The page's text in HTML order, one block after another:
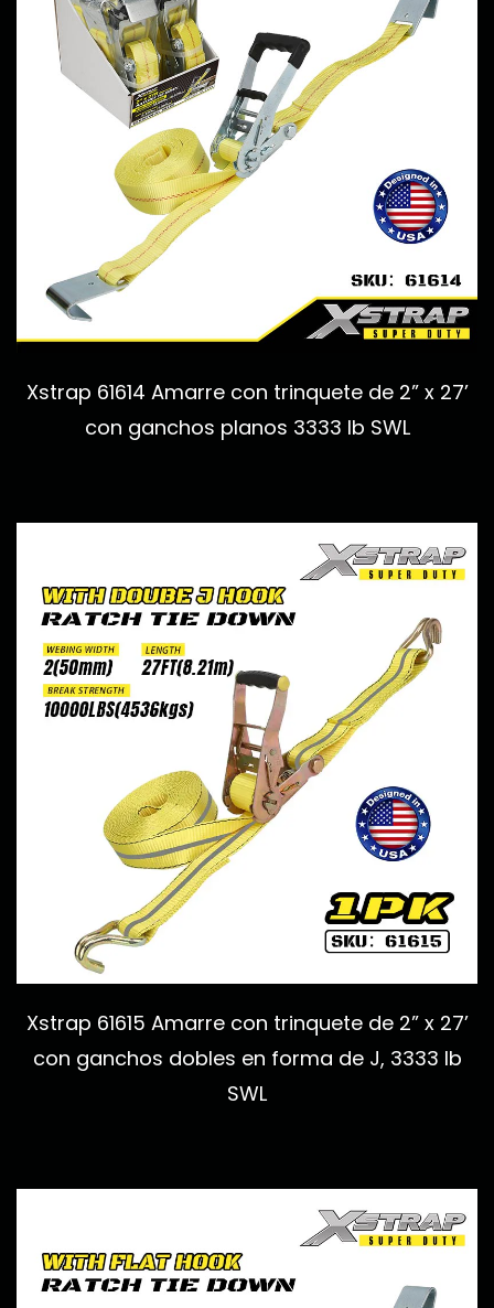
Xstrap 61614 Amarre con trinquete de 2” x 27’
con ganchos planos 3333 lb SWL
Xstrap 61615 Amarre con trinquete de 2” x 27’
con ganchos dobles en forma de J, 3333 lb
SWL